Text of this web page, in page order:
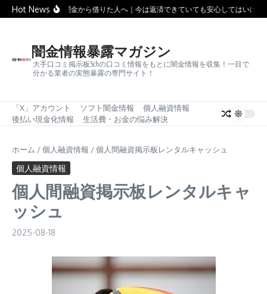
コンテンツへスキップ
Hot Newsソフト闇金から借りた人へ｜今は返済できていても安心してはいけな
闇金情報暴露マガジン
大手口コミ掲示板5chの口コミ情報をもとに闇金情報を収集！一目で
分かる業者の実態暴露の専門サイト！
「X」アカウント ソフト闇金情報
個人融資情報
後払い現金化情報
生活費・お金の悩み解決
ホーム /個人融資情報 /個人間融資掲示板レンタルキャッシュ
個人融資情報
個人間融資掲示板レンタルキャ
ッシュ
2025-08-18